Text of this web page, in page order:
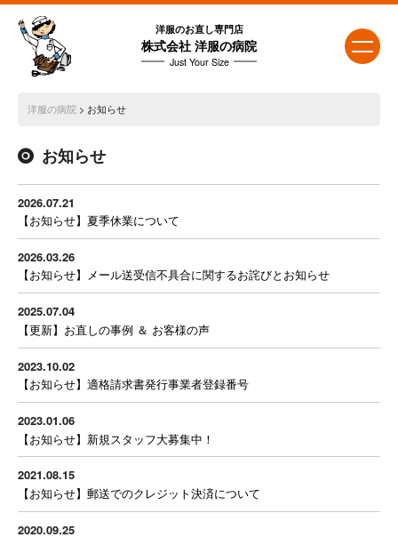
洋服のお直し専門店
株式会社 洋服の病院
Just Your Size
洋服の病院 > お知らせ
お知らせ
2026.07.21
【お知らせ】夏季休業について
2026.03.26
【お知らせ】メール送受信不具合に関するお詫びとお知らせ
2025.07.04
【更新】お直しの事例 ＆ お客様の声
2023.10.02
【お知らせ】適格請求書発行事業者登録番号
2023.01.06
【お知らせ】新規スタッフ大募集中！
2021.08.15
【お知らせ】郵送でのクレジット決済について
2020.09.25